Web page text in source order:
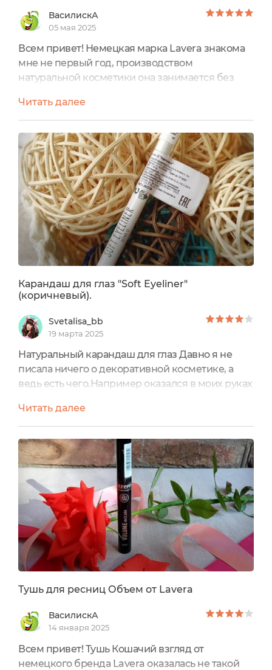
ВасилискА
05 мая 2025
Всем привет! Немецкая марка Lavera знакома
мне не первый год, производством
натуральной косметики она занимается без
отмечать в 1987 году). Производитель
серьезный, косметика имеет международные
экосертификаты . Не все средства для меня
оказались идеальными, но в этом ничего
странного нет: неудачи бывают у всех . Сегодня
публикую отзыв пустой баночки,...
Читать далее
Карандаш для глаз "Soft Eyeliner"
(коричневый).
Svetalisa_bb
19 марта 2025
Натуральный карандаш для глаз Давно я не
писала ничего о декоративной косметике, а
ведь есть чего.Например оказался в моих руках
бренда "Lavera":Вообще он у меня довольно
давно, но отзыв собралась написать только
сейчас да и пользуюсь активно тоже. Зато уж я
его сполна испытала в деле и выявила плюсы и
минусы. Итак карандаш "Soft Eyeliner" у меня в
02 оттенке...
Читать далее
Тушь для ресниц Объем от Lavera
ВасилискА
14 января 2025
Всем привет! Тушь Кошачий взгляд от
немецкого бренда Lavera оказалась не такой